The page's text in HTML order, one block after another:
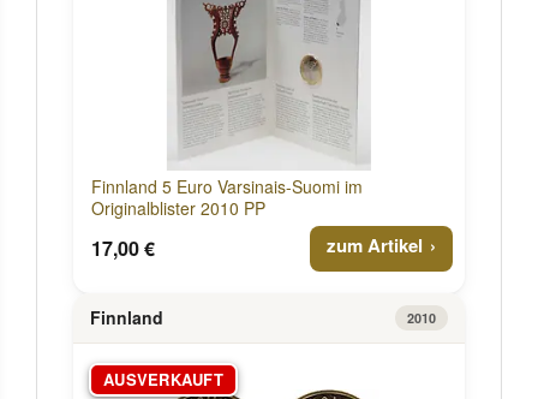
Finnland 5 Euro Varsinais-Suomi im
Originalblister 2010 PP
17,00 € zum Artikel
Finnland 2010
AUSVERKAUFT